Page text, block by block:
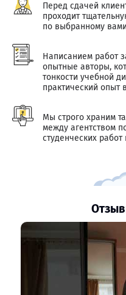
Перед сдачей
проходит
по выбранному
Написанием работ
опытные авторы,
тонкости учебной
практический опыт
Мы строго храним
между агентством
студенческих работ